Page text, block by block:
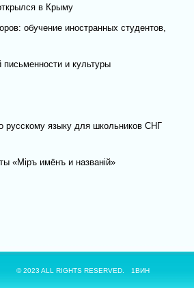
в Крыму
обучение иностранных студентов,
и культуры
русскому языку для школьников СНГ
«Мiръ имёнъ и названiй»
© 2023 ALL RIGHTS RESERVED. 1ВИН